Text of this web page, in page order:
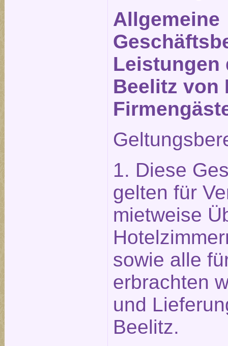
Allgemeine
Leistungen
Beelitz von
1. Diese
gelten für
mietweise
sowie alle
erbrachten
und
Beelitz.